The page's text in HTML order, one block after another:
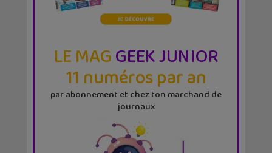
LE MAGGEEK JUNIOR
11 numéros par an
par abonnement et chez ton marchand de
journaux